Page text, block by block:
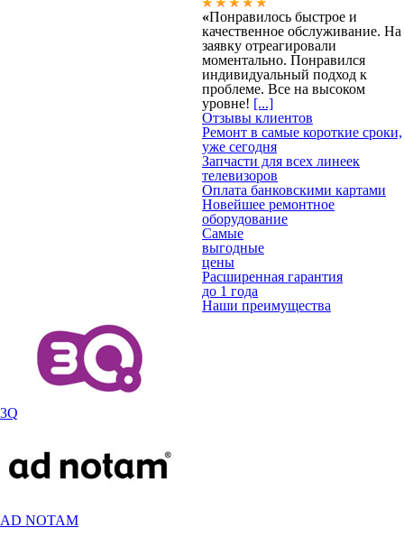
«Понравилось быстрое и
качественное обслуживание. На
заявку отреагировали
моментально. Понравился
индивидуальный подход к
проблеме. Все на высоком
уровне! [...]
Отзывы клиентов
Ремонт в самые короткие сроки,
уже сегодня
Запчасти для всех линеек
телевизоров
Оплата банковскими картами
Новейшее ремонтное
оборудование
Самые
выгодные
цены
Расширенная гарантия
до 1 года
Наши преимущества
3Q
AD NOTAM